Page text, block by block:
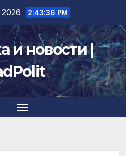
2:43:36 PM
и новости |